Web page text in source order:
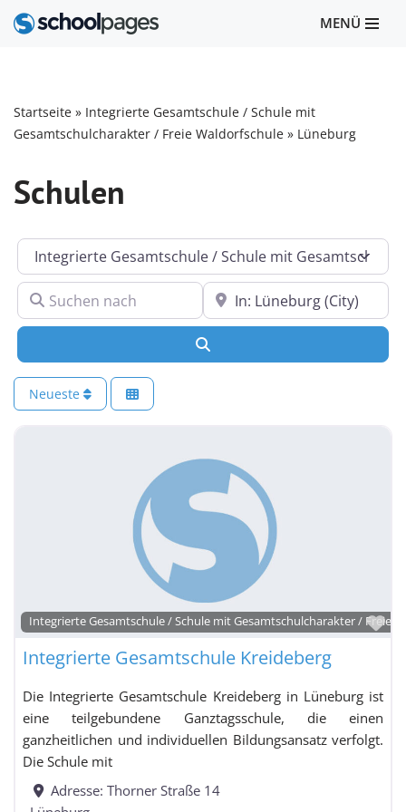
MENÜ
Startseite » Integrierte Gesamtschule / Schule mit
Gesamtschulcharakter / Freie Waldorfschule » Lüneburg
Schulen
Kategorie
Suchen nach In der Nähe
Neueste
Integrierte Gesamtschule / Schule mit Gesamtschulcharakter / Freie
Integrierte Gesamtschule Kreideberg
Die Integrierte Gesamtschule Kreideberg in Lüneburg ist
eine teilgebundene Ganztagsschule, die einen
ganzheitlichen und individuellen Bildungsansatz verfolgt.
Die Schule mit
Adresse: Thorner Straße 14